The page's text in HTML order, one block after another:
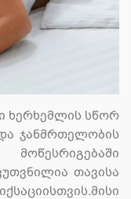
ხერხემლის სწორ
ჯანმრთელობის
თავისა